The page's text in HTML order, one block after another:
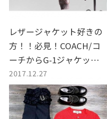
レザージャケット好きの
方！！必見！COACH/コ
ーチからG-1ジャケットで
す！[古着買取 トレファ
クスタイル千歳船橋店]
2017.12.27